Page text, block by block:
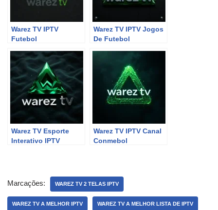
Warez TV IPTV
Futebol
Warez TV IPTV Jogos
De Futebol
Warez TV Esporte
Interativo IPTV
Warez TV IPTV Canal
Conmebol
Marcações: WAREZ TV 2 TELAS IPTV
WAREZ TV A MELHOR IPTV WAREZ TV A MELHOR LISTA DE IPTV